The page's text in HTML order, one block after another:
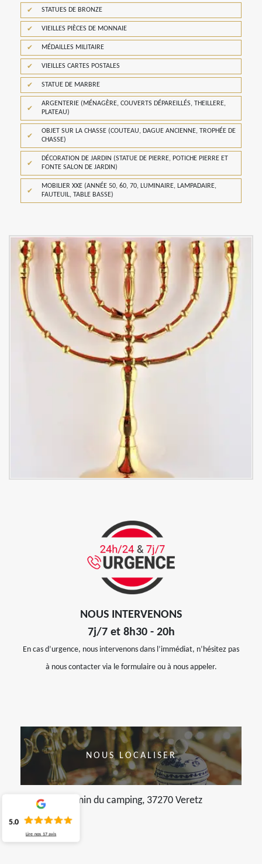
STATUES DE BRONZE
VIEILLES PIÈCES DE MONNAIE
MÉDAILLES MILITAIRE
VIEILLES CARTES POSTALES
STATUE DE MARBRE
ARGENTERIE (MÉNAGÈRE, COUVERTS DÉPAREILLÉS, THEILLERE,
PLATEAU)
OBJET SUR LA CHASSE (COUTEAU, DAGUE ANCIENNE, TROPHÉE DE
CHASSE)
DÉCORATION DE JARDIN (STATUE DE PIERRE, POTICHE PIERRE ET
FONTE SALON DE JARDIN)
MOBILIER XXE (ANNÉE 50, 60, 70, LUMINAIRE, LAMPADAIRE,
FAUTEUIL, TABLE BASSE)
NOUS INTERVENONS
7j/7 et 8h30 - 20h
En cas d’urgence, nous intervenons dans l’immédiat, n’hésitez pas
à nous contacter via le formulaire ou à nous appeler.
NOUS LOCALISER
chemin du camping, 37270 Veretz
5.0
Lire nos 17 avis